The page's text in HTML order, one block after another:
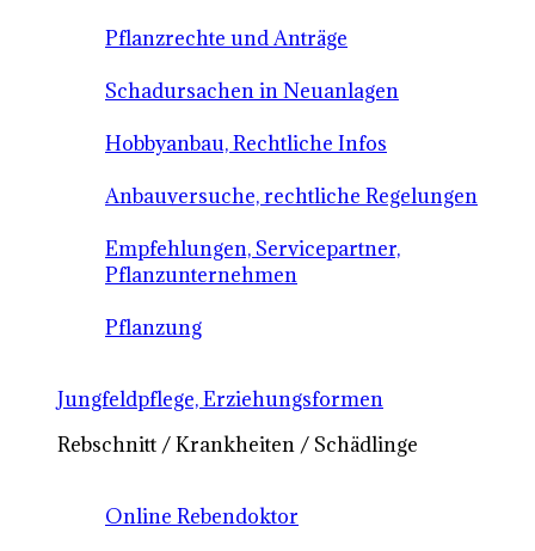
Pflanzrechte und Anträge
Schadursachen in Neuanlagen
Hobbyanbau, Rechtliche Infos
Anbauversuche, rechtliche Regelungen
Empfehlungen, Servicepartner,
Pflanzunternehmen
Pflanzung
Jungfeldpflege, Erziehungsformen
Rebschnitt / Krankheiten / Schädlinge
Online Rebendoktor